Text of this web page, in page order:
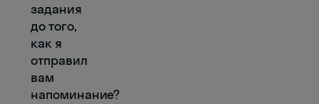
задания
до того,
как я
отправил
вам
напоминание?